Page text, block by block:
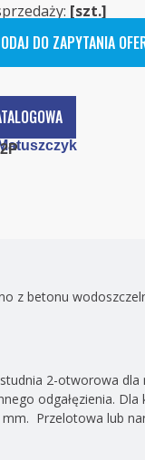
[szt.]
DO ZAPYTANIA
z betonu
2-otworowa dla
odgałęzienia. Dla
Przelotowa lub